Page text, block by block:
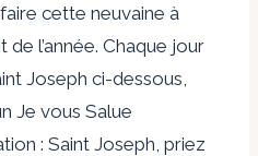
cette neuvaine à
l’année. Chaque jour
Joseph ci-dessous,
Je vous Salue
: Saint Joseph, priez